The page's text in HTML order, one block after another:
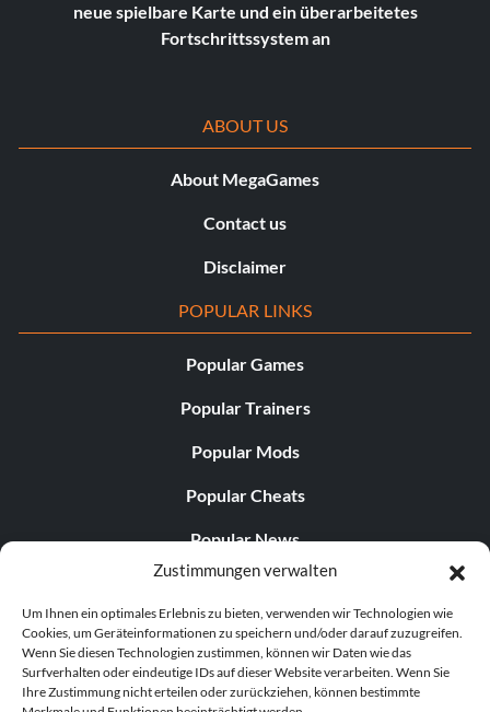
Zustimmungen verwalten
Um Ihnen ein optimales Erlebnis zu bieten, verwenden wir Technologien wie
Cookies, um Geräteinformationen zu speichern und/oder darauf zuzugreifen.
Wenn Sie diesen Technologien zustimmen, können wir Daten wie das
Surfverhalten oder eindeutige IDs auf dieser Website verarbeiten. Wenn Sie
Ihre Zustimmung nicht erteilen oder zurückziehen, können bestimmte
neue spielbare Karte und ein überarbeitetes
Fortschrittssystem an
ABOUT US
About MegaGames
Contact us
Disclaimer
POPULAR LINKS
Popular Games
Popular Trainers
Popular Mods
Popular Cheats
Popular News
Popular Editorials
Popular Free Games
LATEST UPDATES